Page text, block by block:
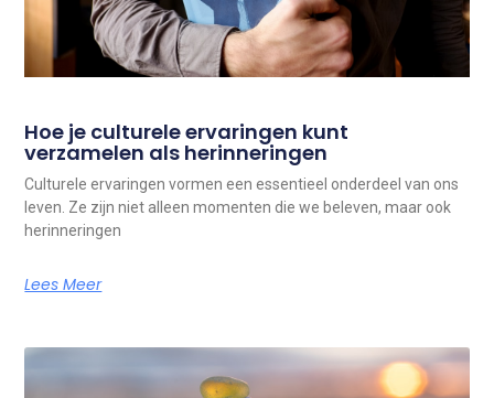
Hoe je culturele ervaringen kunt
verzamelen als herinneringen
Culturele ervaringen vormen een essentieel onderdeel van ons
leven. Ze zijn niet alleen momenten die we beleven, maar ook
herinneringen
Lees Meer